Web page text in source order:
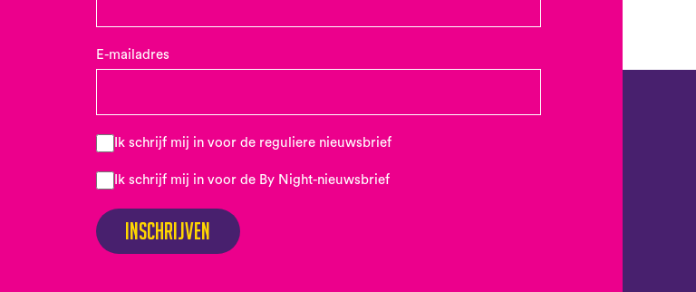
E-mailadres
Ik schrijf mij in voor de reguliere nieuwsbrief
Ik schrijf mij in voor de By Night-nieuwsbrief
Inschrijven